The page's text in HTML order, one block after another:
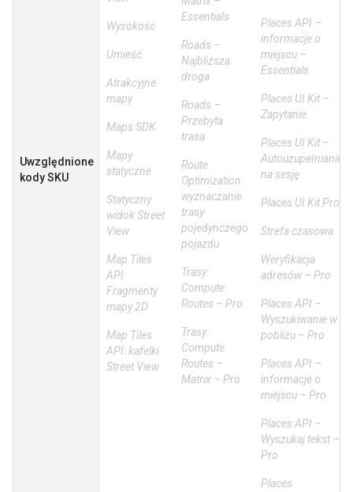
Uwzględnione
kody SKU
Wysokość
Umieść
Atrakcyjne
mapy
Maps SDK
Mapy
statyczne
Statyczny
widok Street
View
Map Tiles
API:
Fragmenty
mapy 2D
Map Tiles
API: kafelki
Street View
Essentials
Roads –
Najbliższa
droga
Roads –
Przebyta
trasa
Route
Optimization:
wyznaczanie
trasy
pojedynczego
pojazdu
Trasy:
Compute
Routes – Pro
Trasy:
Compute
Routes –
Matrix – Pro
Places API –
informacje o
miejscu –
Essentials
Places UI Kit –
Zapytanie
Places UI Kit –
Autouzupełnianie
na sesję
Places UI Kit Pro
Strefa czasowa
Weryfikacja
adresów – Pro
Places API –
Wyszukiwanie w
pobliżu – Pro
Places API –
informacje o
miejscu – Pro
Places API –
Wyszukaj tekst –
Pro
Places